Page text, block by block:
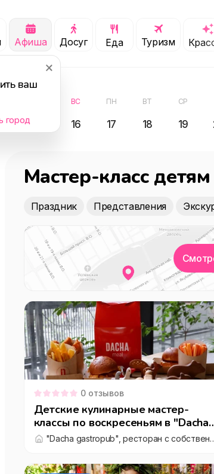
ваш
город
Афиша Досуг Еда Туризм
ВС
16
ПН
17
ВТ
18
СР
19
Мастер-класс детям
Праздник Представления
0 отзывов
Детские кулинарные мастер-
классы по воскресеньям в "Dacha
Gastropub"
"Dacha gastropub", ресторан